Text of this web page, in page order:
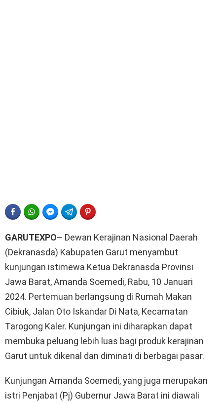
FACEBOOKWHATSAPPFACEBOOK MESSENGER
TELEGRAM
GARUTEXPO– Dewan Kerajinan Nasional Daerah
(Dekranasda) Kabupaten Garut menyambut
kunjungan istimewa Ketua Dekranasda Provinsi
Jawa Barat, Amanda Soemedi, Rabu, 10 Januari
2024. Pertemuan berlangsung di Rumah Makan
Cibiuk, Jalan Oto Iskandar Di Nata, Kecamatan
Tarogong Kaler. Kunjungan ini diharapkan dapat
membuka peluang lebih luas bagi produk kerajinan
Garut untuk dikenal dan diminati di berbagai pasar.
Kunjungan Amanda Soemedi, yang juga merupakan
istri Penjabat (Pj) Gubernur Jawa Barat ini diawali